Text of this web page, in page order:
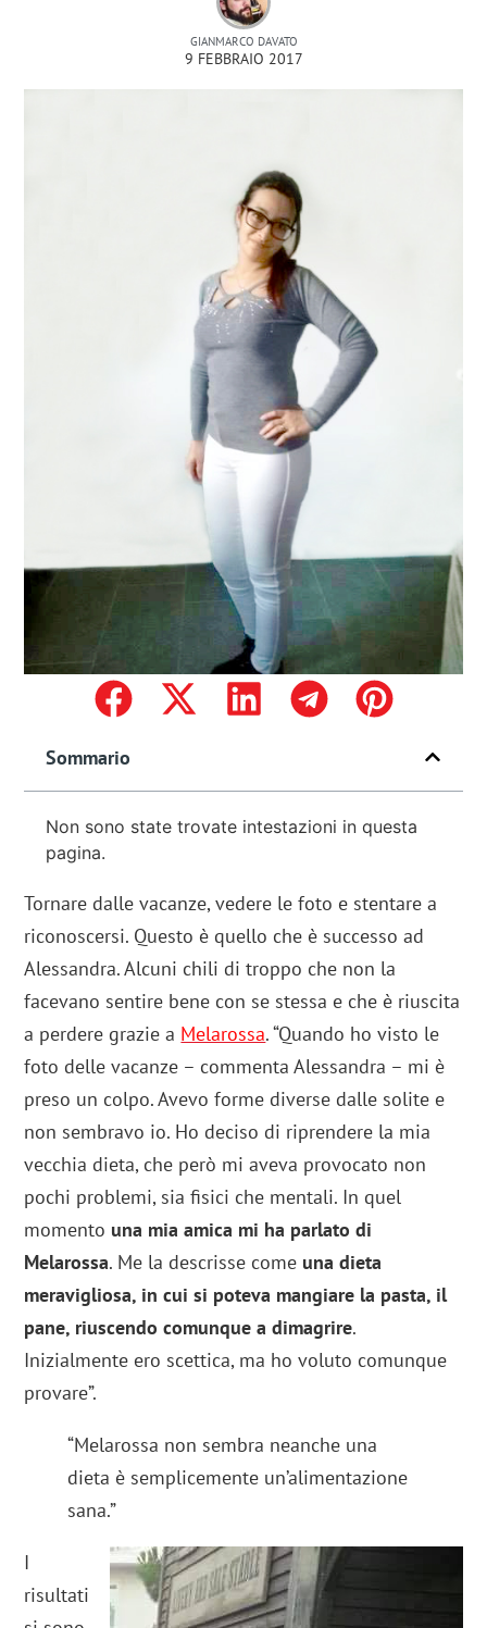
GIANMARCO DAVATO
9 FEBBRAIO 2017
Sommario
Non sono state trovate intestazioni in questa
pagina.
Tornare dalle vacanze, vedere le foto e stentare a
riconoscersi. Questo è quello che è successo ad
Alessandra. Alcuni chili di troppo che non la
facevano sentire bene con se stessa e che è riuscita
a perdere grazie a Melarossa. “Quando ho visto le
foto delle vacanze – commenta Alessandra – mi è
preso un colpo. Avevo forme diverse dalle solite e
non sembravo io. Ho deciso di riprendere la mia
vecchia dieta, che però mi aveva provocato non
pochi problemi, sia fisici che mentali. In quel
momento una mia amica mi ha parlato di
Melarossa. Me la descrisse come una dieta
meravigliosa, in cui si poteva mangiare la pasta, il
pane, riuscendo comunque a dimagrire.
Inizialmente ero scettica, ma ho voluto comunque
provare”.
“Melarossa non sembra neanche una
dieta è semplicemente un’alimentazione
sana.”
I
risultati